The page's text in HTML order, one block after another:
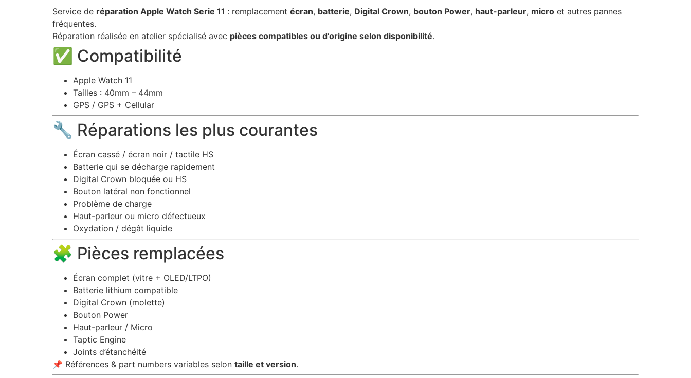
Service de réparation Apple Watch Serie 11 : remplacement écran, batterie, Digital Crown, bouton Power, haut-parleur, micro et autres pannes
fréquentes.
Réparation réalisée en atelier spécialisé avec pièces compatibles ou d’origine selon disponibilité.
✅ Compatibilité
Apple Watch 11
Tailles : 40mm – 44mm
GPS / GPS + Cellular
🔧 Réparations les plus courantes
Écran cassé / écran noir / tactile HS
Batterie qui se décharge rapidement
Digital Crown bloquée ou HS
Bouton latéral non fonctionnel
Problème de charge
Haut-parleur ou micro défectueux
Oxydation / dégât liquide
🧩 Pièces remplacées
Écran complet (vitre + OLED/LTPO)
Batterie lithium compatible
Digital Crown (molette)
Bouton Power
Haut-parleur / Micro
Taptic Engine
Joints d’étanchéité
📌 Références & part numbers variables selon taille et version.